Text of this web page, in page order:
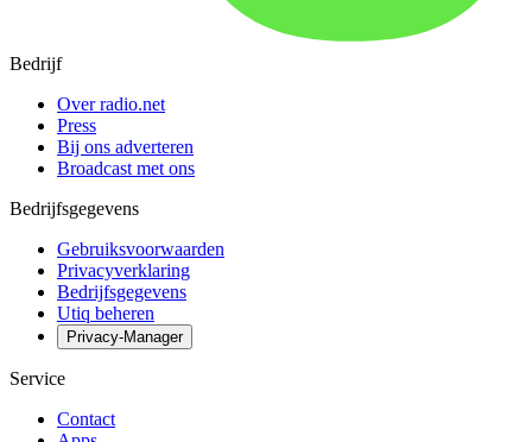
Bedrijf
Over radio.net
Press
Bij ons adverteren
Broadcast met ons
Bedrijfsgegevens
Gebruiksvoorwaarden
Privacyverklaring
Bedrijfsgegevens
Utiq beheren
Privacy-Manager
Service
Contact